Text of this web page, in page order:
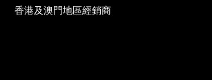
香港及澳門地區經銷商